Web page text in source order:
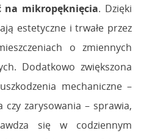
na mikropęknięcia. Dzięki
estetyczne i trwałe przez
o zmiennych
Dodatkowo zwiększona
mechaniczne –
zarysowania – sprawia,
się w codziennym